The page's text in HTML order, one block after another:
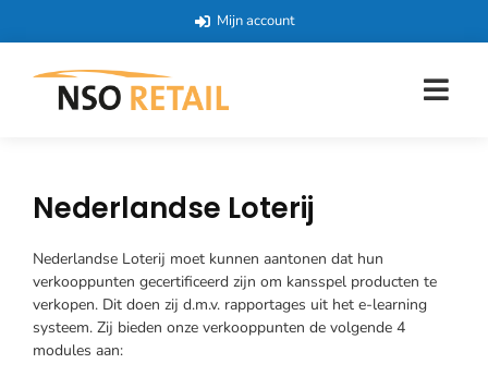
Mijn account
Nederlandse Loterij
Nederlandse Loterij moet kunnen aantonen dat hun
verkooppunten gecertificeerd zijn om kansspel producten te
verkopen. Dit doen zij d.m.v. rapportages uit het e-learning
systeem. Zij bieden onze verkooppunten de volgende 4
modules aan: